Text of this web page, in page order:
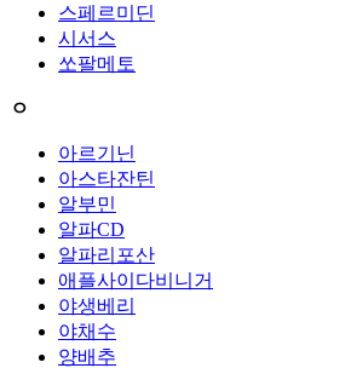
스페르미딘
시서스
쏘팔메토
ㅇ
아르기닌
아스타잔틴
알부민
알파CD
알파리포산
애플사이다비니거
야생베리
야채수
양배추